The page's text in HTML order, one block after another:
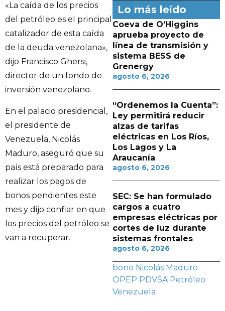
«La caída de los precios
del petróleo es el principal
catalizador de esta caída
de la deuda venezolana»,
dijo Francisco Ghersi,
director de un fondo de
inversión venezolano.
En el palacio presidencial,
el presidente de
Venezuela, Nicolás
Maduro, aseguró que su
país está preparado para
realizar los pagos de
bonos pendientes este
mes y dijo confiar en que
los precios del petróleo se
van a recuperar.
Lo más leído
Coeva de O’Higgins
aprueba proyecto de
línea de transmisión y
sistema BESS de
Grenergy
agosto 6, 2026
“Ordenemos la Cuenta”:
Ley permitirá reducir
alzas de tarifas
eléctricas en Los Ríos,
Los Lagos y La
Araucanía
agosto 6, 2026
SEC: Se han formulado
cargos a cuatro
empresas eléctricas por
cortes de luz durante
sistemas frontales
agosto 6, 2026
bono Nicolás Maduro
OPEP PDVSA Petróleo
Venezuela